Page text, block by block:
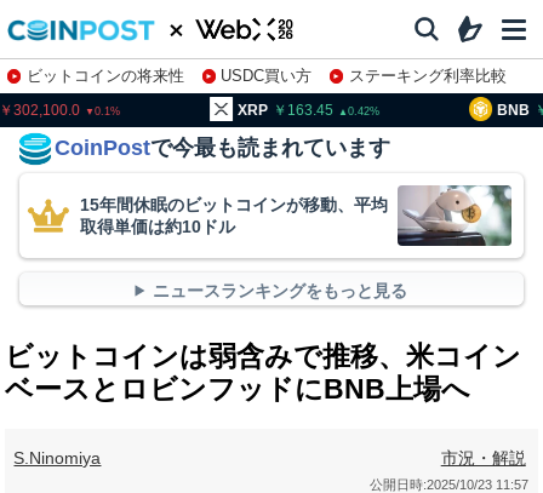
ビットコインの将来性 USDC買い方
ステーキング利率比較
株特集・関連銘柄
0.1 XRP 163.45 0.42 BNB
CoinPostで今最も読まれています
15年間休眠のビットコインが移動、平均
取得単価は約10ドル
ニュースランキングをもっと見る
ビットコインは弱含みで推移、米コイン
ベースとロビンフッドにBNB上場へ
S.Ninomiya 市況・解説
公開日時:2025/10/23 11:57